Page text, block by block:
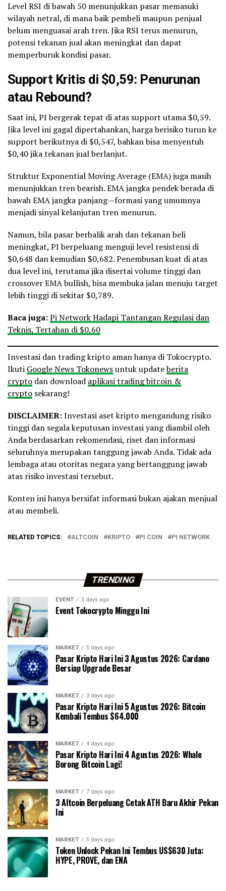
Level RSI di bawah 50 menunjukkan pasar memasuki
wilayah netral, di mana baik pembeli maupun penjual
belum menguasai arah tren. Jika RSI terus menurun,
potensi tekanan jual akan meningkat dan dapat
memperburuk kondisi pasar.
Support Kritis di $0,59: Penurunan
atau Rebound?
Saat ini, PI bergerak tepat di atas support utama $0,59.
Jika level ini gagal dipertahankan, harga berisiko turun ke
support berikutnya di $0,547, bahkan bisa menyentuh
$0,40 jika tekanan jual berlanjut.
Struktur Exponential Moving Average (EMA) juga masih
menunjukkan tren bearish. EMA jangka pendek berada di
bawah EMA jangka panjang—formasi yang umumnya
menjadi sinyal kelanjutan tren menurun.
Namun, bila pasar berbalik arah dan tekanan beli
meningkat, PI berpeluang menguji level resistensi di
$0,648 dan kemudian $0,682. Penembusan kuat di atas
dua level ini, terutama jika disertai volume tinggi dan
crossover EMA bullish, bisa membuka jalan menuju target
lebih tinggi di sekitar $0,789.
Baca juga:Pi Network Hadapi Tantangan Regulasi dan
Teknis, Tertahan di $0,60
Investasi dan trading kripto aman hanya di Tokocrypto.
Ikuti Google News Tokonewsuntuk updateberita
crypto dan download aplikasi trading bitcoin &
crypto sekarang!
DISCLAIMER:Investasi aset kripto mengandung risiko
tinggi dan segala keputusan investasi yang diambil oleh
Anda berdasarkan rekomendasi, riset dan informasi
seluruhnya merupakan tanggung jawab Anda. Tidak ada
lembaga atau otoritas negara yang bertanggung jawab
atas risiko investasi tersebut.
Konten ini hanya bersifat informasi bukan ajakan menjual
atau membeli.
RELATED TOPICS: ALTCOIN KRIPTO PI COIN PI NETWORK
TRENDING
EVENT 5 days ago
Event Tokocrypto Minggu Ini
MARKET 5 days ago
Pasar Kripto Hari Ini 3 Agustus 2026: Cardano
Bersiap Upgrade Besar
MARKET 3 days ago
Pasar Kripto Hari Ini 5 Agustus 2026: Bitcoin
Kembali Tembus $64.000
MARKET 4 days ago
Pasar Kripto Hari Ini 4 Agustus 2026: Whale
Borong Bitcoin Lagi!
MARKET 7 days ago
3 Altcoin Berpeluang Cetak ATH Baru Akhir Pekan
Ini
MARKET 5 days ago
Token Unlock Pekan Ini Tembus US$630 Juta:
HYPE, PROVE, dan ENA